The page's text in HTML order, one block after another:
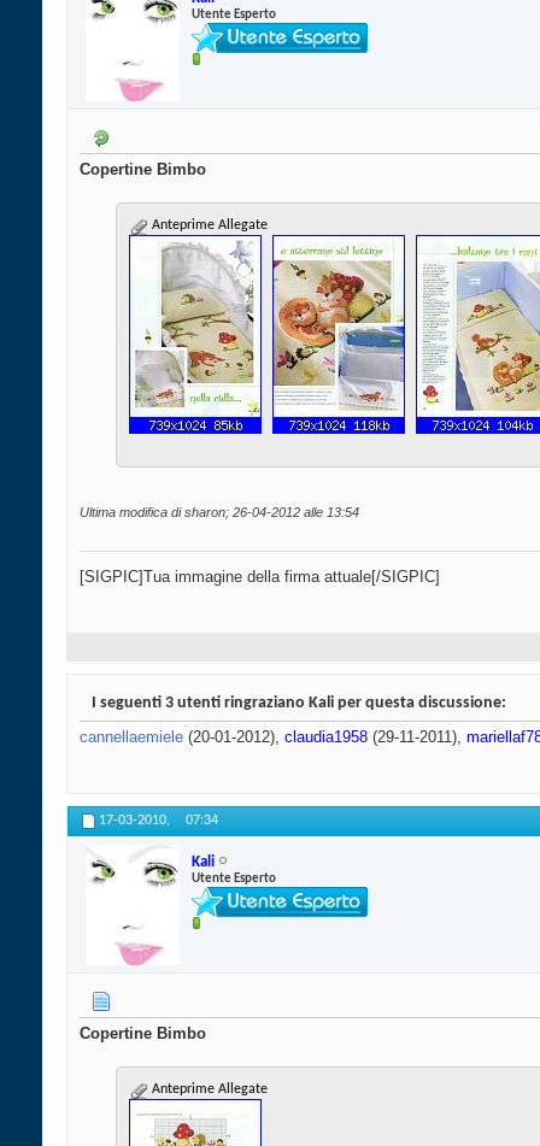
Utente Esperto
Copertine Bimbo
Anteprime Allegate
Ultima modifica di sharon; 26-04-2012 alle 13:54
[SIGPIC]Tua immagine della firma attuale[/SIGPIC]
I seguenti 3 utenti ringraziano Kali per questa discussione:
cannellaemiele (20-01-2012), claudia1958 (29-11-2011),
17-03-2010, 07:34
Kali
Utente Esperto
Copertine Bimbo
Anteprime Allegate